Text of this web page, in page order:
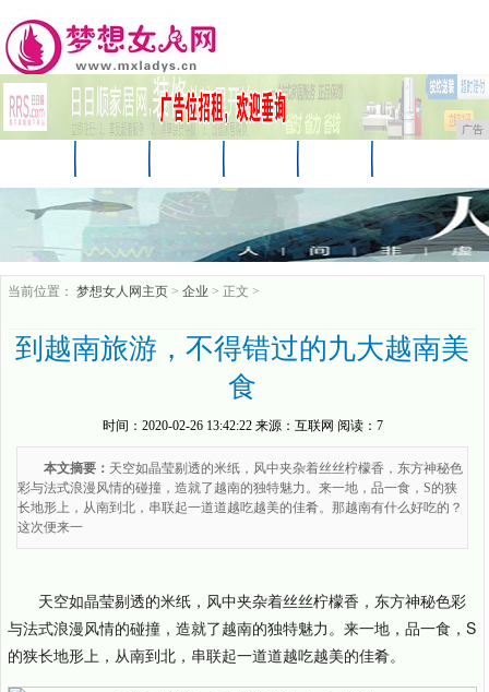
广告
时尚 企业
当前位置： 梦想女人网主页 > 企业 > 正文 >
到越南旅游，不得错过的九大越南美
食
时间： 2020-02-26 13:42:22来源： 互联网 阅读：7
本文摘要： 天空如晶莹剔透的米纸，风中夹杂着丝丝柠檬香，东方神秘色
彩与法式浪漫风情的碰撞，造就了越南的独特魅力。来一地，品一食，S的狭
长地形上，从南到北，串联起一道道越吃越美的佳肴。那越南有什么好吃的？
这次便来一
天空如晶莹剔透的米纸，风中夹杂着丝丝柠檬香，东方神秘色彩
与法式浪漫风情的碰撞，造就了越南的独特魅力。来一地，品一食，S
的狭长地形上，从南到北，串联起一道道越吃越美的佳肴。